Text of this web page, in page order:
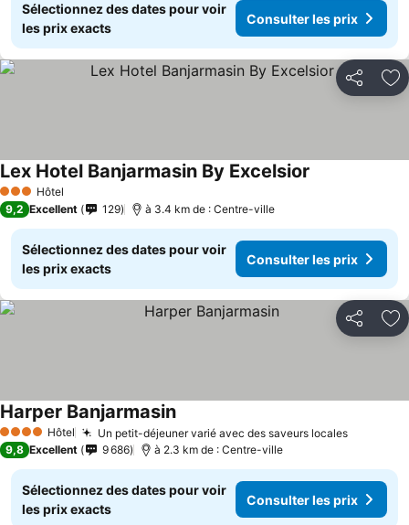
Sélectionnez des dates pour voir
les prix exacts
Consulter les prix
Partager
3 ÉtoilesHôtel
Lex Hotel Banjarmasin By Excelsior
9,2 Excellent 129 à 3.4 km de : Centre-ville
Sélectionnez des dates pour voir
les prix exacts
Consulter les prix
Partager
4 Étoiles Hôtel Un petit-déjeuner varié avec des saveurs locales
Harper Banjarmasin
9,8 Excellent 9 686 à 2.3 km de : Centre-ville
Sélectionnez des dates pour voir
les prix exacts
Consulter les prix